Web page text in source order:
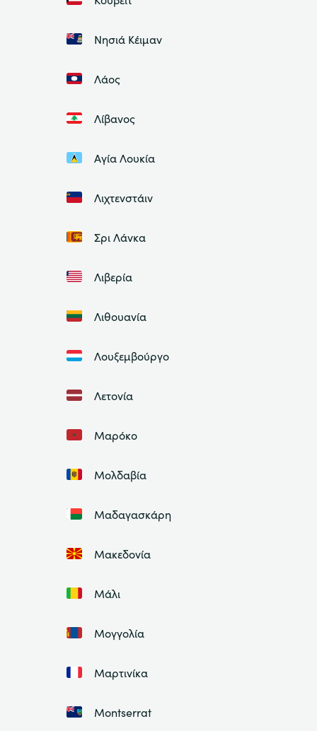
Νησιά Κέιμαν
Λάος
Λίβανος
Αγία Λουκία
Λιχτενστάιν
Σρι Λάνκα
Λιβερία
Λιθουανία
Λουξεμβούργο
Λετονία
Μαρόκο
Μολδαβία
Μαδαγασκάρη
Μακεδονία
Μάλι
Μογγολία
Μαρτινίκα
Montserrat